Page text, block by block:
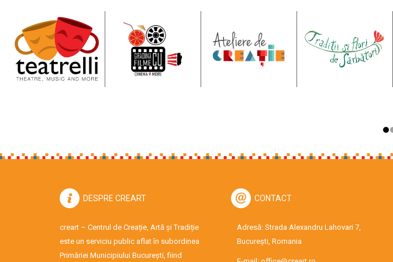
DESPRE CREART
creart – Centrul de Creație, Artă și Tradiție
este un serviciu public aflat în subordinea
Primăriei Municipiului București, fiind
CONTACT
Adresă: Strada Alexandru Lahovari 7,
București, Romania